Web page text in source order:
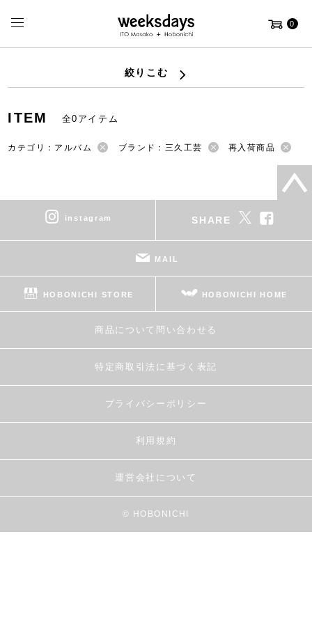
0
絞りこむ
ITEM 全0アイテム
カテゴリ：アルバム ブランド：三久工芸 再入荷商品
instagram SHARE
MAIL
HOBONICHI STORE HOBONICHI HOME
商品について問い合わせる
特定商取引法に基づく表記
プライバシーポリシー
利用規約
運営会社について
© HOBONICHI